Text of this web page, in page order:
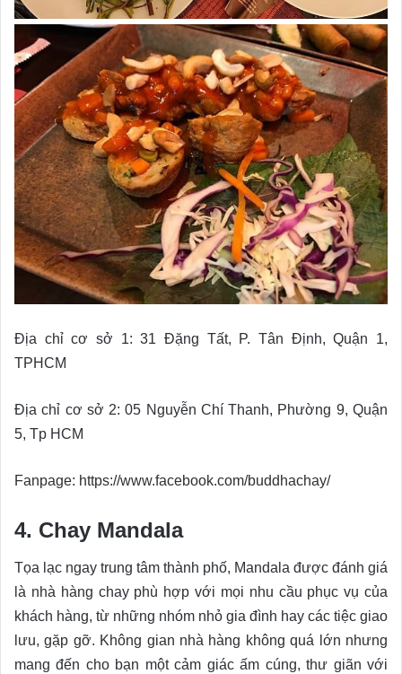
Địa chỉ cơ sở 1: 31 Đặng Tất, P. Tân Định, Quận 1,
TPHCM
Địa chỉ cơ sở 2: 05 Nguyễn Chí Thanh, Phường 9, Quận
5, Tp HCM
Fanpage: https://www.facebook.com/buddhachay/
4. Chay Mandala
Tọa lạc ngay trung tâm thành phố, Mandala được đánh giá
là nhà hàng chay phù hợp với mọi nhu cầu phục vụ của
khách hàng, từ những nhóm nhỏ gia đình hay các tiệc giao
lưu, gặp gỡ. Không gian nhà hàng không quá lớn nhưng
mang đến cho bạn một cảm giác ấm cúng, thư giãn với